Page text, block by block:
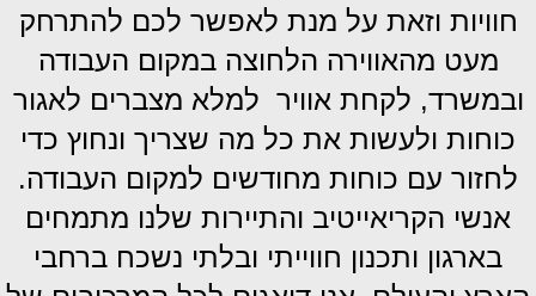
חוויות וזאת על מנת לאפשר לכם להתרחק
מעט מהאווירה הלחוצה במקום העבודה
ובמשרד, לקחת אוויר למלא מצברים לאגור
כוחות ולעשות את כל מה שצריך ונחוץ כדי
לחזור עם כוחות מחודשים למקום העבודה.
אנשי הקריאייטיב והתיירות שלנו מתמחים
בארגון ותכנון חווייתי ובלתי נשכח ברחבי